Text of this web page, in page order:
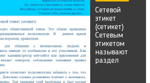
Сетевой
этикет
(сетикет)
Сетевым
этикетом
называют
раздел